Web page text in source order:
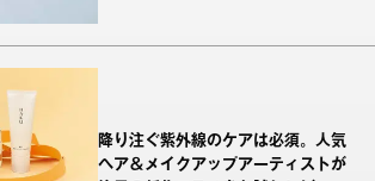
降り注ぐ紫外線のケアは必須。人気
ヘア＆メイクアップアーティストが